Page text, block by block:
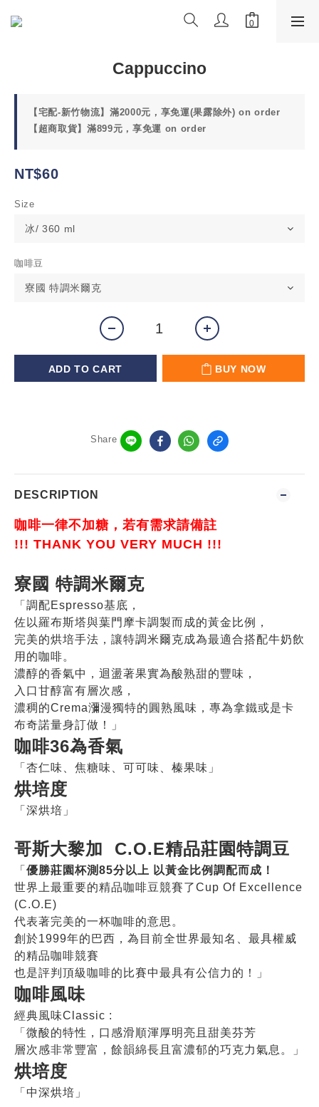
Cappuccino
【宅配-新竹物流】滿2000元，享免運(果露除外) on order
【超商取貨】滿899元，享免運 on order
NT$60
Size
咖啡豆
ADD TO CART BUY NOW
Share
DESCRIPTION
咖啡一律不加糖， 若有需求請備註
!!! THANK YOU VERY MUCH !!!
寮國 特調米爾克
「調配Espresso基底，
佐以羅布斯塔與葉門摩卡調製而成的黃金比例，
完美的烘培手法，讓特調米爾克成為最適合搭配牛奶飲
用的咖啡。
濃醇的香氣中，迴盪著果實為酸熟甜的豐味，
入口甘醇富有層次感，
濃稠的Crema瀰漫獨特的圓熟風味，專為拿鐵或是卡
布奇諾量身訂做！」
咖啡36為香氣
「杏仁味、焦糖味、可可味、榛果味」
烘培度
「深烘培」
哥斯大黎加 C.O.E精品莊園特調豆
「 優勝莊園杯測85分以上 以黃金比例調配而成！
世界上最重要的精品咖啡豆競賽了Cup Of Excellence
(C.O.E)
代表著完美的一杯咖啡的意思。
創於1999年的巴西，為目前全世界最知名、最具權威
的精品咖啡競賽
也是評判頂級咖啡的比賽中最具有公信力的！
」
咖啡風味
經典風味Classic :
「微酸的特性，口感滑順渾厚明亮且甜美芬芳
層次感非常豐富，餘韻綿長且富濃郁的巧克力氣息。」
烘培度
「中深烘培」